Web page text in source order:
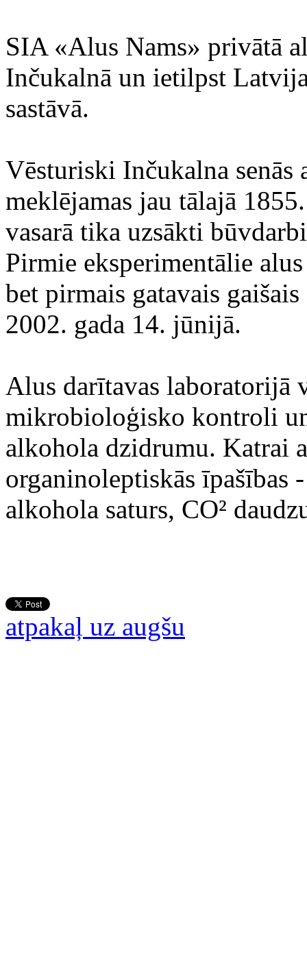
SIA «Alus Nams» privātā
Inčukalnā un ietilpst
sastāvā.
Vēsturiski Inčukalna senās
meklējamas jau tālajā
vasarā tika uzsākti
Pirmie eksperimentālie
bet pirmais gatavais
2002. gada 14. jūnijā.
Alus darītavas laboratorijā
mikrobioloģisko kontroli
alkohola dzidrumu. Katrai
organinoleptiskās īpašības
alkohola saturs, CO²
atpakaļ uz augšu